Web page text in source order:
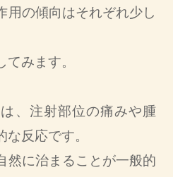
用の傾向はそれぞれ少し
みます。
、注射部位の痛みや腫
反応です。
然に治まることが一般的